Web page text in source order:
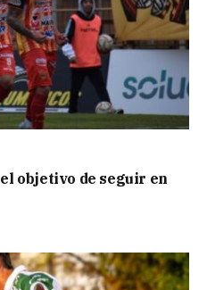
objetivo de seguir en